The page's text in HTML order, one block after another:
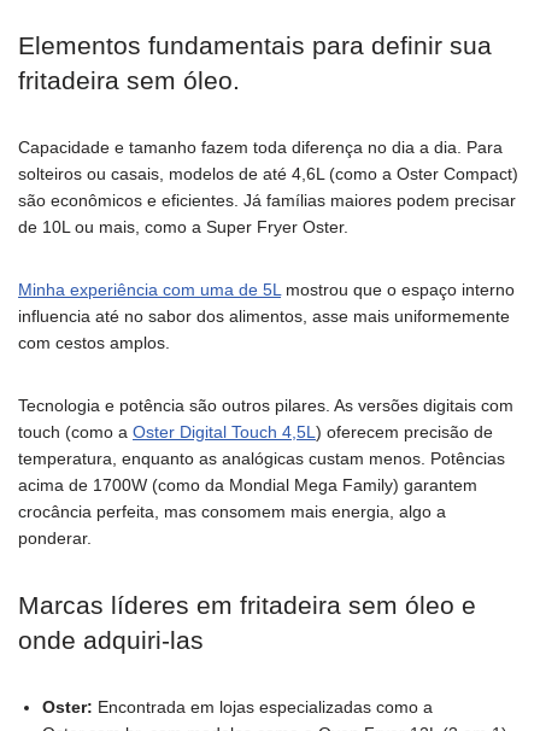
Elementos fundamentais para definir sua
fritadeira sem óleo.
Capacidade e tamanho fazem toda diferença no dia a dia. Para
solteiros ou casais, modelos de até 4,6L (como a Oster Compact)
são econômicos e eficientes. Já famílias maiores podem precisar
de 10L ou mais, como a Super Fryer Oster.
Minha experiência com uma de 5L mostrou que o espaço interno
influencia até no sabor dos alimentos, asse mais uniformemente
com cestos amplos.
Tecnologia e potência são outros pilares. As versões digitais com
touch (como a Oster Digital Touch 4,5L ) oferecem precisão de
temperatura, enquanto as analógicas custam menos. Potências
acima de 1700W (como da Mondial Mega Family) garantem
crocância perfeita, mas consomem mais energia, algo a
ponderar.
Marcas líderes em fritadeira sem óleo e
onde adquiri-las
Oster: Encontrada em lojas especializadas como a